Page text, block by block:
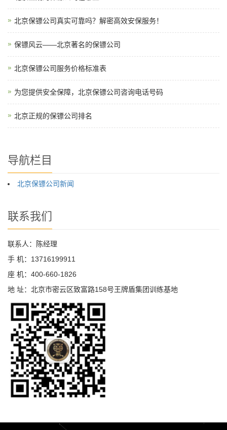
北京保镖公司真实可靠吗？解密高效安保服务！
保镖风云——北京著名的保镖公司
北京保镖公司服务价格标准表
为您提供安全保障，北京保镖公司咨询电话号码
北京正规的保镖公司排名
导航栏目
北京保镖公司新闻
联系我们
联系人：陈经理
手 机：13716199911
座 机：400-660-1826
地 址：北京市密云区致富路158号王牌盾集团训练基地